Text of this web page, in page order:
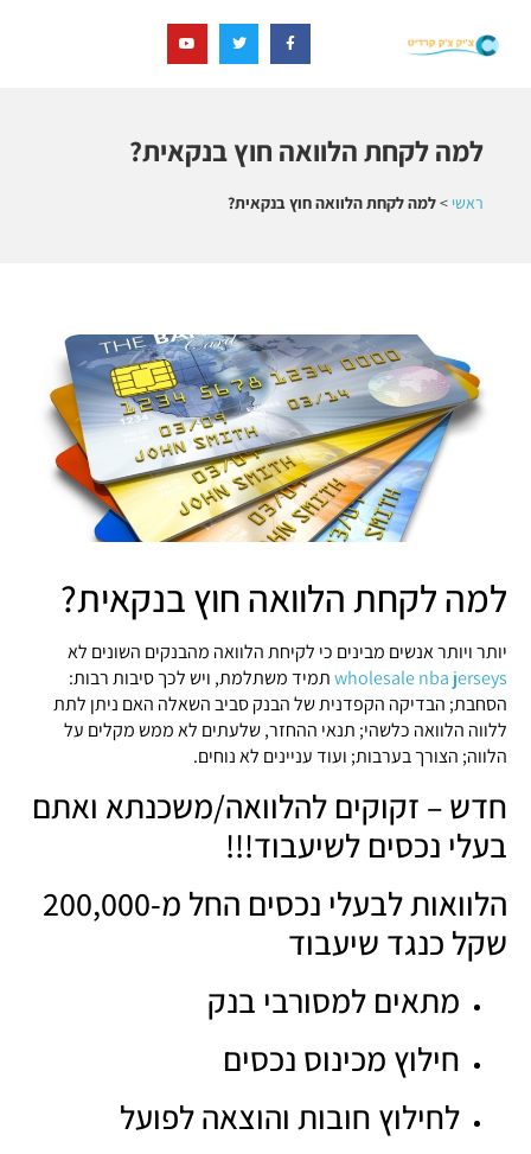
למה לקחת הלוואה חוץ בנקאית?
ראשי >למה לקחת הלוואה חוץ בנקאית?
למה לקחת הלוואה חוץ בנקאית?
יותר ויותר אנשים מבינים כי לקיחת הלוואה מהבנקים השונים לא
wholesale nba jerseysתמיד משתלמת, ויש לכך סיבות רבות:
הסחבת; הבדיקה הקפדנית של הבנק סביב השאלה האם ניתן לתת
ללווה הלוואה כלשהי; תנאי ההחזר, שלעתים לא ממש מקלים על
הלווה; הצורך בערבות; ועוד עניינים לא נוחים.
חדש – זקוקים להלוואה/משכנתא ואתם
בעלי נכסים לשיעבוד!!!
הלוואות לבעלי נכסים החל מ-200,000
שקל כנגד שיעבוד
מתאים למסורבי בנק
חילוץ מכינוס נכסים
לחילוץ חובות והוצאה לפועל